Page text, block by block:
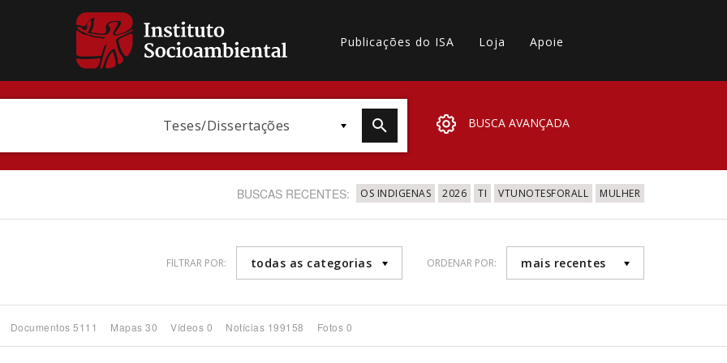
Publicações do ISA Loja Apoie
Teses/Dissertações BUSCA AVANÇADA
BUSCAS RECENTES: OS INDIGENAS 2026 TI VTUNOTESFORALL MULHER
FILTRAR POR: todas as categorias ORDENAR POR: mais recentes
Documentos 5111 Mapas 30 Vídeos 0 Notícias 199158 Fotos 0